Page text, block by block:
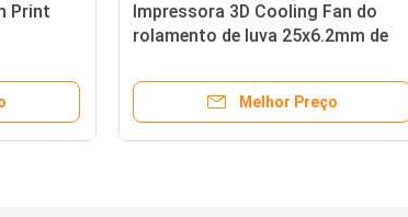
Print
Impressora 3D Cooling Fan do
rolamento de luva 25x6.2mm de
Melhor Preço